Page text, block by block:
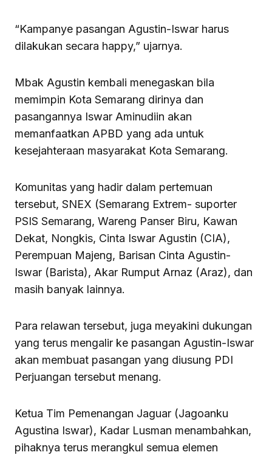
“Kampanye pasangan Agustin-Iswar harus
dilakukan secara happy,” ujarnya.
Mbak Agustin kembali menegaskan bila
memimpin Kota Semarang dirinya dan
pasangannya Iswar Aminudiin akan
memanfaatkan APBD yang ada untuk
kesejahteraan masyarakat Kota Semarang.
Komunitas yang hadir dalam pertemuan
tersebut, SNEX (Semarang Extrem- suporter
PSIS Semarang, Wareng Panser Biru, Kawan
Dekat, Nongkis, Cinta Iswar Agustin (CIA),
Perempuan Majeng, Barisan Cinta Agustin-
Iswar (Barista), Akar Rumput Arnaz (Araz), dan
masih banyak lainnya.
Para relawan tersebut, juga meyakini dukungan
yang terus mengalir ke pasangan Agustin-Iswar
akan membuat pasangan yang diusung PDI
Perjuangan tersebut menang.
Ketua Tim Pemenangan Jaguar (Jagoanku
Agustina Iswar), Kadar Lusman menambahkan,
pihaknya terus merangkul semua elemen